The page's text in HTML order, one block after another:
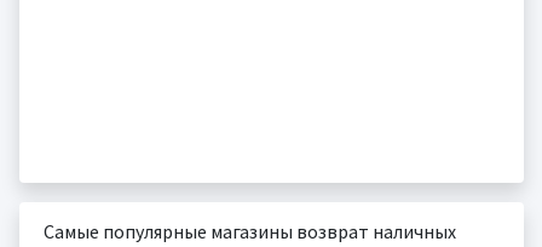
Самые популярные магазины возврат наличных